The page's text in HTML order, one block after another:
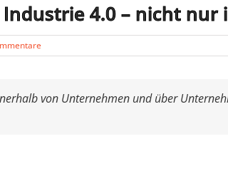
4.0 – nicht
von Unternehmen und über